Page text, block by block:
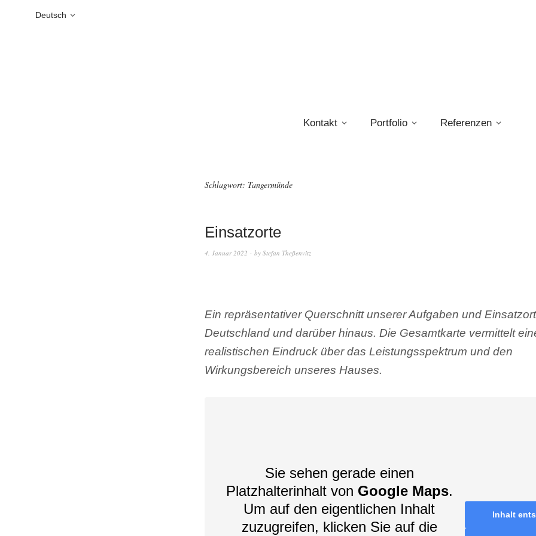
Deutsch
Kontakt Portfolio Referenzen
Schlagwort: Tangermünde
Einsatzorte
4. Januar 2022 by Stefan Theßenvitz
Ein repräsentativer Querschnitt unserer Aufgaben und
Deutschland und darüber hinaus. Die Gesamtkarte vermittelt
realistischen Eindruck über das Leistungsspektrum und den
Wirkungsbereich unseres Hauses.
Sie sehen gerade einen
Platzhalterinhalt von Google Maps.
Um auf den eigentlichen Inhalt
zuzugreifen, klicken Sie auf die
Inhalt